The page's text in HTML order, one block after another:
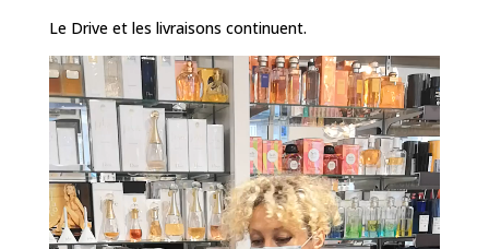
Le Drive et les livraisons continuent.